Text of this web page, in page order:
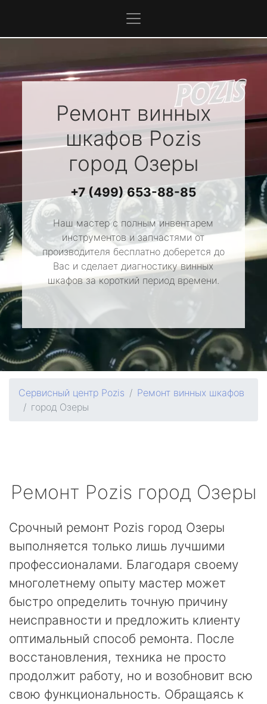
Ремонт винных
шкафовPozis
город Озеры
+7 (499) 653-88-85
Наш мастер с полным инвентарем
инструментов и запчастями от
производителя бесплатно доберется до
Вас и сделает диагностику винных
шкафов за короткий период времени.
Сервисный центр Pozis
Ремонт винных шкафов
город Озеры
Ремонт Pozis город Озеры
Срочный ремонт Pozis город Озеры
выполняется только лишь лучшими
профессионалами. Благодаря своему
многолетнему опыту мастер может
быстро определить точную причину
неисправности и предложить клиенту
оптимальный способ ремонта. После
восстановления, техника не просто
продолжит работу, но и возобновит всю
свою функциональность. Обращаясь к